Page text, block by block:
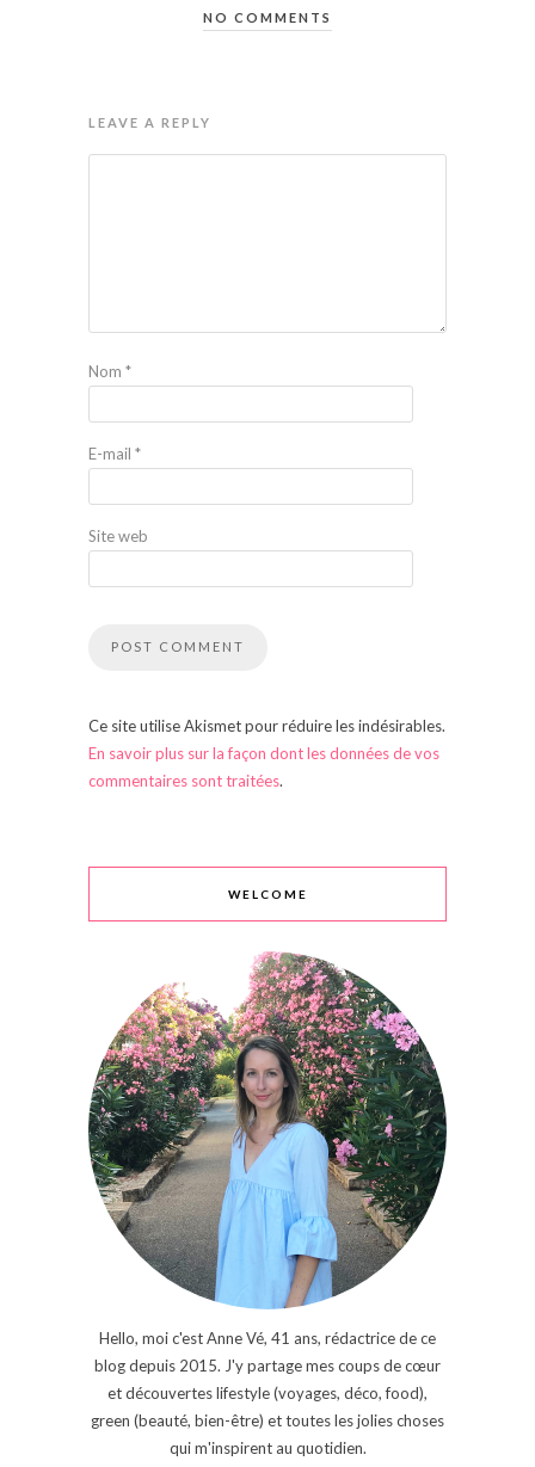
NO COMMENTS
LEAVE A REPLY
Nom *
E-mail *
Site web
Ce site utilise Akismet pour réduire les indésirables.
En savoir plus sur la façon dont les données de vos
commentaires sont traitées.
WELCOME
Hello, moi c'est Anne Vé, 41 ans, rédactrice de ce
blog depuis 2015. J'y partage mes coups de cœur
et découvertes lifestyle (voyages, déco, food),
green (beauté, bien-être) et toutes les jolies choses
qui m'inspirent au quotidien.